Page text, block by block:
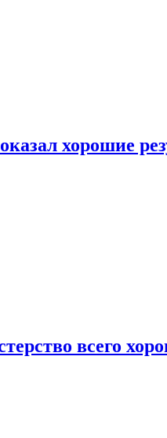
хорошие
всего